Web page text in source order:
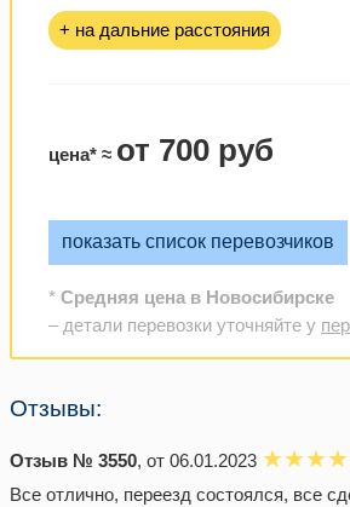
+ на дальние расстояния
цена* ≈ от 700 руб
показать список перевозчиков
* Средняя цена в Новосибирске
– детали перевозки уточняйте у
Отзывы:
Отзыв № 3550, от 06.01.2023
Все отлично, переезд состоялся, все